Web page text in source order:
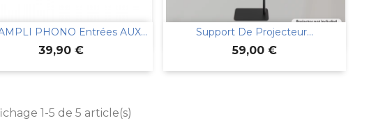
PHONO Entrées AUX...
Prix
39,90 €
Aperçu rapide Support De Projecteur...
Prix
59,00 €
Aperçu rapide
1-5 de 5 article(s)